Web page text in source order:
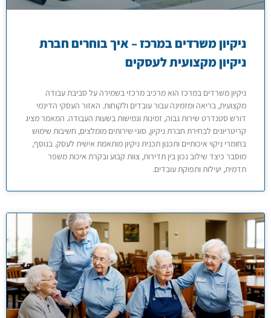
ניקיון משרדים במרכז – איך בוחרים חברת
ניקיון מקצועית לעסקים
ניקיון משרדים במרכז הוא מרכיב מרכזי בשמירה על סביבת עבודה
מקצועית, בריאה ומזמינה עבור עובדים ולקוחות. האזור העסקי הדינמי
דורש סטנדרט שירות גבוה, זמינות וגמישות בשעות העבודה. המאמר מציג
קריטריונים לבחירת חברת ניקיון, סוגי שירותים מומלצים, חשיבות שימוש
בחומרי ניקוי איכותיים ותכנון תכנית ניקיון מותאמת אישית לעסק. בנוסף,
מוסבר כיצד שילוב נכון בין תדירות, צוות קבוע ובקרת איכות משפר
תדמית, יעילות ותפוקת עובדים.